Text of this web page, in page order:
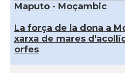
Maputo - Moçambic
La força de la dona a
xarxa de mares
orfes